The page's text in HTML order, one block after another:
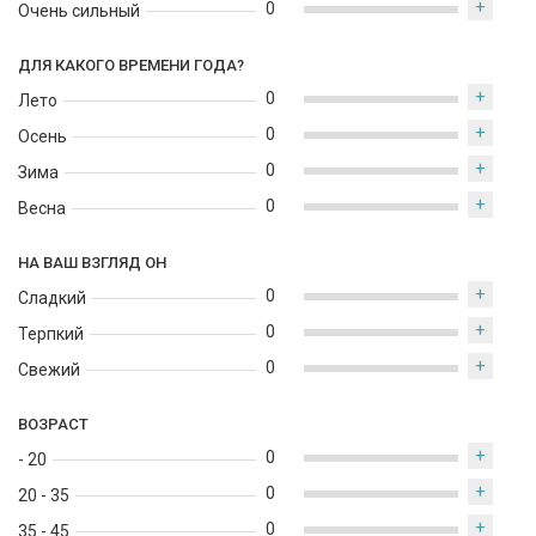
Очень сильный
0 +
ДЛЯ КАКОГО ВРЕМЕНИ ГОДА?
Лето
Осень
Зима
Весна
0 +
0 +
0 +
0 +
НА ВАШ ВЗГЛЯД ОН
Сладкий
Терпкий
Свежий
0 +
0 +
0 +
ВОЗРАСТ
- 20
20 - 35
35 - 45
0 +
0 +
0 +